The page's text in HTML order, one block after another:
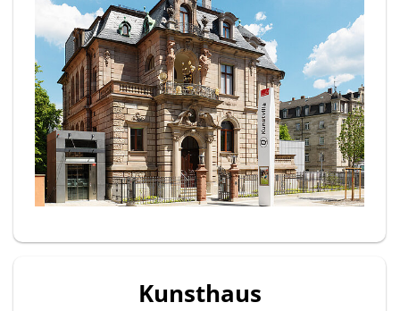
Kunsthaus